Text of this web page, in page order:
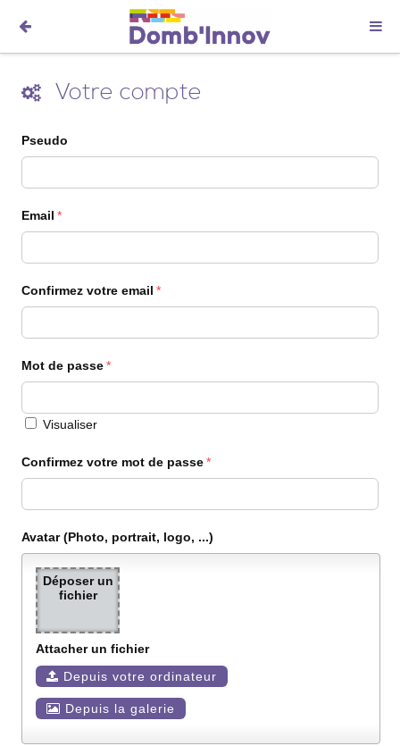
Votre compte
Pseudo
Email
Confirmez votre email
Mot de passe
Visualiser
Confirmez votre mot de passe
Avatar (Photo, portrait, logo, ...)
Déposer un
fichier
Attacher un fichier
Depuis votre ordinateur
Depuis la galerie